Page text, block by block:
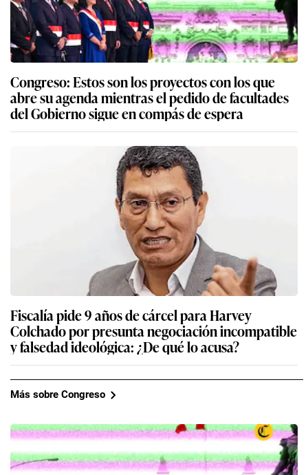
Congreso: Estos son los proyectos con los que
abre su agenda mientras el pedido de facultades
del Gobierno sigue en compás de espera
Fiscalía pide 9 años de cárcel para Harvey
Colchado por presunta negociación incompatible
y falsedad ideológica: ¿De qué lo acusa?
Más sobre Congreso